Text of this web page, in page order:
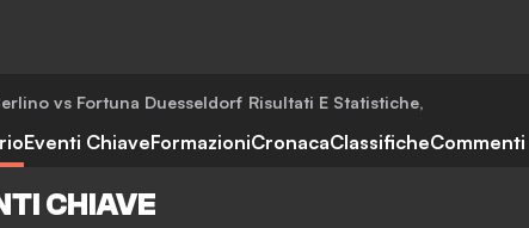
vs Fortuna Duesseldorf Risultati E Statistiche,
Eventi ChiaveFormazioniCronacaClassificheCommenti
CHIAVE